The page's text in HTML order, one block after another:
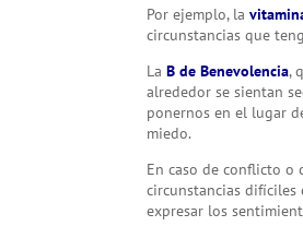
Por ejemplo, la
circunstancias que
La B de Benevolencia,
alrededor se sientan
ponernos en el lugar
miedo.
En caso de conflicto o
circunstancias difíciles
expresar los